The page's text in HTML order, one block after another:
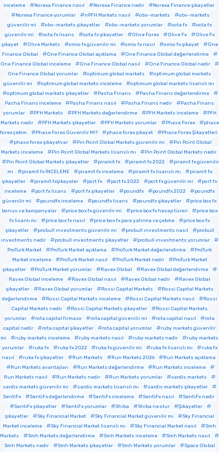
inceleme
Norexa Finance nasıl Norexa Finance nedir
Norexa Finance şikayetler
Norexa Finance yorumlar
nPFH Markets nasıl obv-markets
obv-markets
güvenilir mi
obv-markets şikayetler obv-markets yorumlar octa fx
octa fx
güvenilir mi
octa fx lisans octa fx şikayetler Olive Forex Olive Fx
Olive Fx
şikayet
Olive Markets omio fx güvenilir mi omio fx nasıl omio fx şikayet
One
Finance Global
One Finance Global açıklama
One Finance Global değerlendirme
One Finance Global inceleme
One Finance Global nasıl
One Finance Global nedir
One Finance Global yorumlar
optimum global markets
optimum global markets
güvenilir mi
optimum global markets inceleme
optimum global markets lisanslı mı
optimum global markets şikayetler
Pasha Finans
Pasha Finans değerlendirme
Pasha Finans inceleme
Pasha Finans nasıl Pasha Finans nedir
Pasha Finans
yorumlar
PFH Markets PFH Markets değerlendirme PFH Markets inceleme
PFH
Markets nedir
PFH Markets şikayetler PFH Markets yorumlar Phase Forex
phase
forex çekim
Phase Forex Güvenilir Mi? phase forex şikayet
Phase Forex Şikayetleri
phase forex şikayetvar
Pin Point Global Markets güvenilir mi
Pin Point Global
Markets inceleme
Pin Point Global Markets lisanslı mı
Pin Point Global Markets nedir
Pin Point Global Markets şikayetler
piramit fx piramit fx 2022
piramit fx güvenilir
mi
piramit fx İNCELEME piramit fx inceleme piramit fx lisanslı mı
piramit fx
şikayetler
piramit fxşikayeler port fx port fx 2022 port fx güvenilir mi
port fx
inceleme
port fx lisans port fx şikayetler poundfx poundfx 2022
poundfx
güvenilir mi
poundfx inceleme poundfx lisans poundfx şikayetler
price box fx
bonus ve kampanyalar
price box fx güvenilir mi price box fx hesap türeri
price box
fx lisanlı mı
price box fx nasıl price box fx para yatırma ve çekme
price box fx
şikayetler
probull ınvestments güvenilir mi probull ınvestments nasıl
probull
ınvestments nedir
probull ınvestments şikayetler
probull ınvestments yorumlar
ProTurk Market
ProTurk Market açıklama ProTurk Market değerlendirme
ProTurk
Market inceleme
ProTurk Market nasıl ProTurk Market nedir
ProTurk Market
şikayetler
ProTurk Market yorumlar Ravex Global
Ravex Global değerlendirme
Ravex Global inceleme
Ravex Global nasıl Ravex Global nedir
Ravex Global
şikayetler
Ravex Global yorumlar Rossi Capital Markets
Rossi Capital Markets
değerlendirme
Rossi Capital Markets inceleme Rossi Capital Markets nasıl
Rossi
Capital Markets nedir
Rossi Capital Markets şikayetler
Rossi Capital Markets
yorumlar
rota capital firmaso rota capital güvenilir mi rota capital nasıl
rota
capital nedir
rota capital şikayetler rota capital yorumlar
ruby markets güvenilir
mi
ruby markets inceleme ruby markets nasıl ruby markets nedir
ruby markets
yorumlar
ruka fx ruka fx 2022 ruka fx güvenilir mi ruka fx lisanslı mı
ruka fx
nasıl
ruka fx şikayetler Run Markets Run Markets 2026
Run Markets açıklama
Run Markets avantajları
Run Markets değerlendirme
Run Markets inceleme
Run Markets nasıl
Run Markets nedir Run Markets yorumlar
sardis markets
sardis markets güvenilir mi
sardis markets lisanslı mı
sardis markets şikayetler
SentiFx
SentiFx değerlendirme SentiFx inceleme SentiFx nasıl
SentiFx nedir
SentiFx şikayetler
SentiFx yorumlar Shiba Shiba ne olur
Şikayetler
şikayetler
Sky Financial Market Sky Financial Market güvenilir mi
Sky Financial
Market inceleme
Sky Financial Market lisanslı mı Sky Financial Market nasıl
Smh
Markets
Smh Markets değerlendirme Smh Markets inceleme
Smh Markets nasıl
Smh Markets nedir
Smh Markets şikayetler Smh Markets yorumlar
Space Global